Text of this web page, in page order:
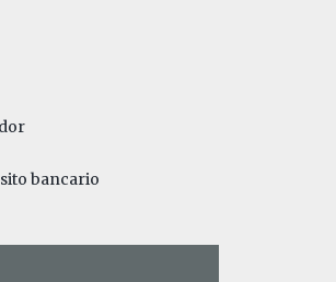
bancario